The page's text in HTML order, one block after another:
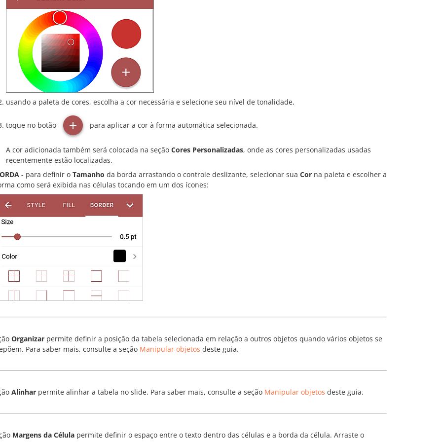
usando a paleta de cores, escolha a cor necessária e selecione seu nível de tonalidade,
toque no botão para aplicar a cor à forma automática selecionada.
A cor adicionada também será colocada na seção Cores Personalizadas, onde as cores personalizadas usadas
recentemente estão localizadas.
- para definir o Tamanho da borda arrastando o controle deslizante, selecionar sua Cor na paleta e escolher a
como será exibida nas células tocando em um dos ícones:
Organizar permite definir a posição da tabela selecionada em relação a outros objetos quando vários objetos se
Para saber mais, consulte a seção Manipular objetos deste guia.
Alinhar permite alinhar a tabela no slide. Para saber mais, consulte a seção Manipular objetos deste guia.
Margens da Célula permite definir o espaço entre o texto dentro das células e a borda da célula. Arraste o